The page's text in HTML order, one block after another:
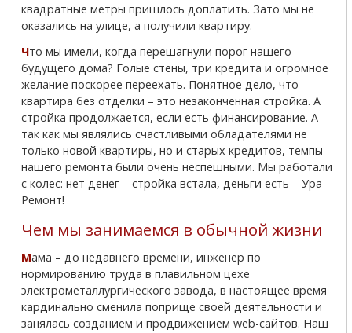
квадратные метры пришлось доплатить. Зато мы не
оказались на улице, а получили квартиру.
Что мы имели, когда перешагнули порог нашего
будущего дома? Голые стены, три кредита и огромное
желание поскорее переехать. Понятное дело, что
квартира без отделки – это незаконченная стройка. А
стройка продолжается, если есть финансирование. А
так как мы являлись счастливыми обладателями не
только новой квартиры, но и старых кредитов, темпы
нашего ремонта были очень неспешными. Мы работали
с колес: нет денег – стройка встала, деньги есть – Ура –
Ремонт!
Чем мы занимаемся в обычной жизни
Мама – до недавнего времени, инженер по
нормированию труда в плавильном цехе
электрометаллургического завода, в настоящее время
кардинально сменила поприще своей деятельности и
занялась созданием и продвижением web-сайтов. Наш